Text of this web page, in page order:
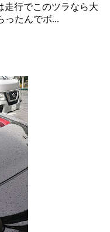
走行でこのツラなら大
ったんでボ...